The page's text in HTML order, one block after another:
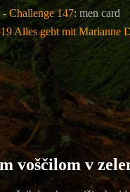
-Challenge 147: men card
Alles geht mit Marianne
voščilom v